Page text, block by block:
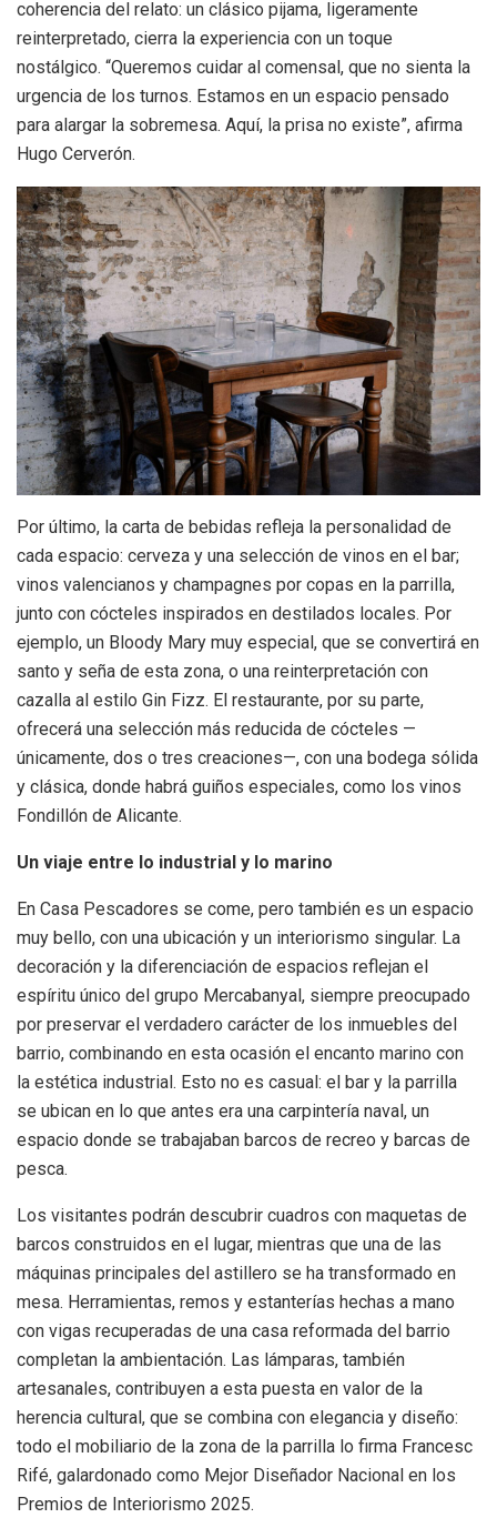
coherencia del relato: un clásico pijama, ligeramente
reinterpretado, cierra la experiencia con un toque
nostálgico. “Queremos cuidar al comensal, que no sienta la
urgencia de los turnos. Estamos en un espacio pensado
para alargar la sobremesa. Aquí, la prisa no existe”, afirma
Hugo Cerverón.
Por último, la carta de bebidas refleja la personalidad de
cada espacio: cerveza y una selección de vinos en el bar;
vinos valencianos y champagnes por copas en la parrilla,
junto con cócteles inspirados en destilados locales. Por
ejemplo, un Bloody Mary muy especial, que se convertirá en
santo y seña de esta zona, o una reinterpretación con
cazalla al estilo Gin Fizz. El restaurante, por su parte,
ofrecerá una selección más reducida de cócteles —
únicamente, dos o tres creaciones—, con una bodega sólida
y clásica, donde habrá guiños especiales, como los vinos
Fondillón de Alicante.
Un viaje entre lo industrial y lo marino
En Casa Pescadores se come, pero también es un espacio
muy bello, con una ubicación y un interiorismo singular. La
decoración y la diferenciación de espacios reflejan el
espíritu único del grupo Mercabanyal, siempre preocupado
por preservar el verdadero carácter de los inmuebles del
barrio, combinando en esta ocasión el encanto marino con
la estética industrial. Esto no es casual: el bar y la parrilla
se ubican en lo que antes era una carpintería naval, un
espacio donde se trabajaban barcos de recreo y barcas de
pesca.
Los visitantes podrán descubrir cuadros con maquetas de
barcos construidos en el lugar, mientras que una de las
máquinas principales del astillero se ha transformado en
mesa. Herramientas, remos y estanterías hechas a mano
con vigas recuperadas de una casa reformada del barrio
completan la ambientación. Las lámparas, también
artesanales, contribuyen a esta puesta en valor de la
herencia cultural, que se combina con elegancia y diseño:
todo el mobiliario de la zona de la parrilla lo firma Francesc
Rifé, galardonado como Mejor Diseñador Nacional en los
Premios de Interiorismo 2025.